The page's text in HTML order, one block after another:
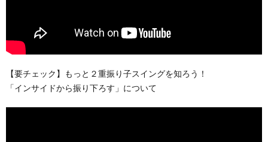
【要チェック】もっと２重振り子スイングを知ろう！
「インサイドから振り下ろす」について